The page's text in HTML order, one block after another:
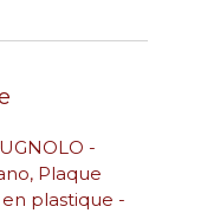
-
Plaque
plastique -